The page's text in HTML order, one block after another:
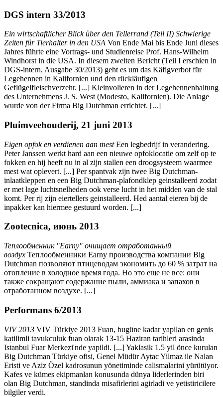
DGS intern 33/2013
Ein wirtschaftlicher Blick über den Tellerrand (Teil II) Schwierige
Zeiten für Tierhalter in den USA Von Ende Mai bis Ende Juni dieses
Jahres führte eine Vortrags- und Studienreise Prof. Hans-Wilhelm
Windhorst in die USA. In diesem zweiten Bericht (Teil I erschien in
DGS-intern, Ausgabe 30/2013) geht es um das Käfigverbot für
Legehennen in Kalifornien und den rückläufigen
Geflügelfleischverzehr. [...] Kleinvolieren in der Legehennenhaltung
des Unternehmens J. S. West (Modesto, Kalifornien). Die Anlage
wurde von der Firma Big Dutchman errichtet. [...]
Pluimveehouderij, 21 juni 2013
Eigen opfok en verdienen aan mestEen legbedrijf in verandering.
Peter Janssen werkt hard aan een nieuwe opfoklocatie om zelf op te
fokken en hij heeft nu in al zijn stallen een droogsysteem waarmee
mest wat oplevert. [...] Per spantvak zijn twee Big Dutchman-
inlaatkleppen en een Big Dutchman-plafondklep geinstalleerd zodat
er met lage luchtsnelheden ook verse lucht in het midden van de stal
komt. Per rij zijn eiertellers geinstalleerd. Hed aantal eieren bij de
inpakker kan hiermee gestuurd worden. [...]
Zootecnica, июнь 2013
Теплообменник "Earny" очищает отработанный
воздух Теплообменники Earny производства компании Big
Dutchman позволяют птицеводам экономить до 60 % затрат на
отопление в холодное время года. Но это еще не все: они
также сокращают содержание пыли, аммиака и запахов в
отработанном воздухе. [...]
Performans 6/2013
VIV 2013 VIV Türkiye 2013 Fuan, bugüne kadar yapilan en genis
katilimli tavukculuk fuan olarak 13-15 Haziran tarihleri arasinda
Istanbul Fuar Merkezi'nde yapildi. [...] Yaklasik 1.5 yil önce kurulan
Big Dutchman Türkiye ofisi, Genel Müdür Aytac Yilmaz ile Nalan
Eristi ve Aziz Özel kadrosunun yönetiminde calismalarini yürütüyor.
Kafes ve kümes ekipmanlan konusunda dünya liderlerinden biri
olan Big Dutchman, standinda misafirlerini agirladi ve yetistiricilere
bilgiler verdi.